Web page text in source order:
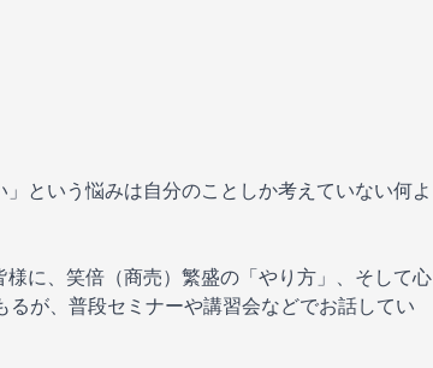
という悩みは自分のことしか考えていない何よ
に、笑倍（商売）繁盛の「やり方」、そして心
が、普段セミナーや講習会などでお話してい